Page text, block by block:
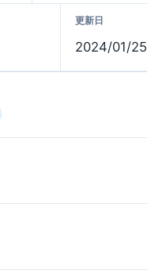
更新日
2024/01/25